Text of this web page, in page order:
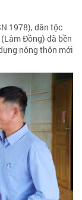
1978), dân tộc
Đồng) đã bền
nông thôn mới